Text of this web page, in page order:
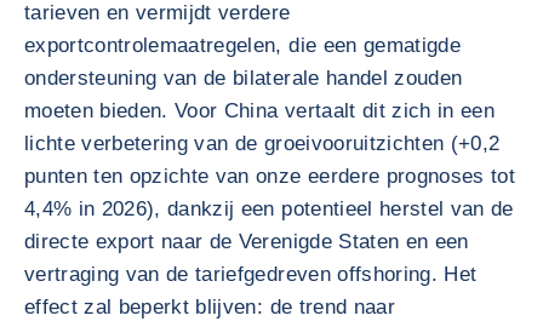
tarieven en vermijdt verdere
exportcontrolemaatregelen, die een gematigde
ondersteuning van de bilaterale handel zouden
moeten bieden. Voor China vertaalt dit zich in een
lichte verbetering van de groeivooruitzichten (+0,2
punten ten opzichte van onze eerdere prognoses tot
4,4% in 2026), dankzij een potentieel herstel van de
directe export naar de Verenigde Staten en een
vertraging van de tariefgedreven offshoring. Het
effect zal beperkt blijven: de trend naar